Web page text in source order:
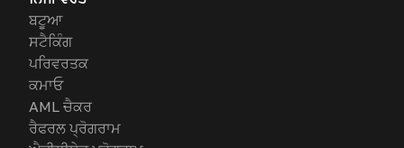
ਬਟੂਆ
ਸਟੈਕਿੰਗ
ਪਰਿਵਰਤਕ
ਕਮਾਓ
AML ਚੈਕਰ
ਰੈਫਰਲ ਪ੍ਰੋਗਰਾਮ